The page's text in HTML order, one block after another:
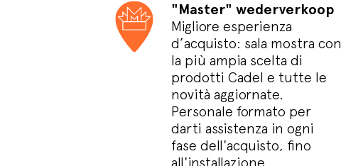
"Master" wederverkoop
Migliore esperienza
d’acquisto: sala mostra con
la più ampia scelta di
prodotti Cadel e tutte le
novità aggiornate.
Personale formato per
darti assistenza in ogni
fase dell'acquisto, fino
all'installazione.